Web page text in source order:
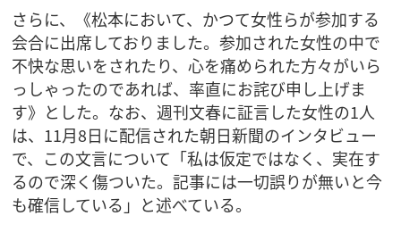
さらに、《松本において、かつて女性らが参加する
会合に出席しておりました。参加された女性の中で
不快な思いをされたり、心を痛められた方々がいら
っしゃったのであれば、率直にお詫び申し上げま
す》とした。なお、週刊文春に証言した女性の1人
は、11月8日に配信された朝日新聞のインタビュー
で、この文言について「私は仮定ではなく、実在す
るので深く傷ついた。記事には一切誤りが無いと今
も確信している」と述べている。